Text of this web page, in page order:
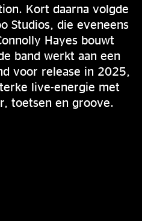
Kort daarna volgde
Studios, die eveneens
Hayes bouwt
band werkt aan een
voor release in 2025,
live-energie met
toetsen en groove.